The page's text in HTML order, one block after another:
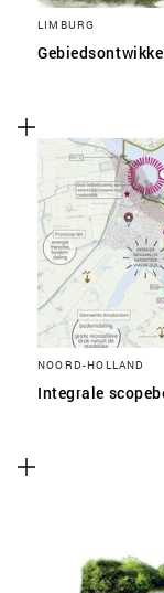
LIMBURG
NOORD-HOLLAND
Integrale